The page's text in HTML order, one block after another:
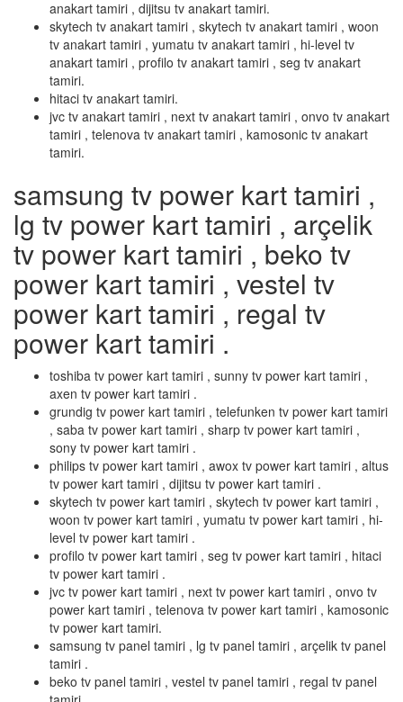
anakart tamiri , dijitsu tv anakart tamiri.
skytech tv anakart tamiri , skytech tv anakart tamiri , woon
tv anakart tamiri , yumatu tv anakart tamiri , hi-level tv
anakart tamiri , profilo tv anakart tamiri , seg tv anakart
tamiri.
hitaci tv anakart tamiri.
jvc tv anakart tamiri , next tv anakart tamiri , onvo tv anakart
tamiri , telenova tv anakart tamiri , kamosonic tv anakart
tamiri.
samsung tv power kart tamiri ,
lg tv power kart tamiri , arçelik
tv power kart tamiri , beko tv
power kart tamiri , vestel tv
power kart tamiri , regal tv
power kart tamiri .
toshiba tv power kart tamiri , sunny tv power kart tamiri ,
axen tv power kart tamiri .
grundig tv power kart tamiri , telefunken tv power kart tamiri
, saba tv power kart tamiri , sharp tv power kart tamiri ,
sony tv power kart tamiri .
philips tv power kart tamiri , awox tv power kart tamiri , altus
tv power kart tamiri , dijitsu tv power kart tamiri .
skytech tv power kart tamiri , skytech tv power kart tamiri ,
woon tv power kart tamiri , yumatu tv power kart tamiri , hi-
level tv power kart tamiri .
profilo tv power kart tamiri , seg tv power kart tamiri , hitaci
tv power kart tamiri .
jvc tv power kart tamiri , next tv power kart tamiri , onvo tv
power kart tamiri , telenova tv power kart tamiri , kamosonic
tv power kart tamiri.
samsung tv panel tamiri , lg tv panel tamiri , arçelik tv panel
tamiri .
beko tv panel tamiri , vestel tv panel tamiri , regal tv panel